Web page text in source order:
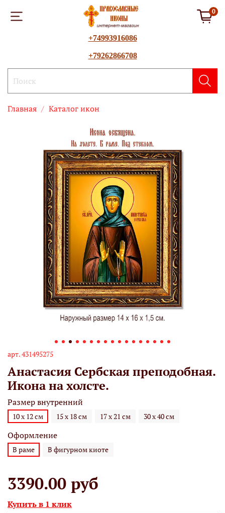
0
+74993916086
+79262866708
Главная Каталог икон
арт.431495275
Анастасия Сербская преподобная.
Икона на холсте.
Размер внутренний
10 х 12 см 15 х 18 см 17 х 21 см 30 х 40 см
Оформление
В раме В фигурном киоте
3390.00 руб
Купить в 1 клик